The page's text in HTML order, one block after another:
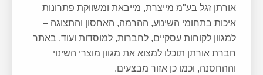
אורתן זגל בע"מ מייצרת, מייבאת ומשווקת פתרונות
איכות בתחומי השינוע, ההרמה, האחסון והתצוגה –
למגוון לקוחות עסקיים, לחברות, למוסדות ועוד. באתר
חברת אורתן תוכלו למצוא את מגוון מוצרי השינוי
וההחסנה, וכמו כן אזור מבצעים.